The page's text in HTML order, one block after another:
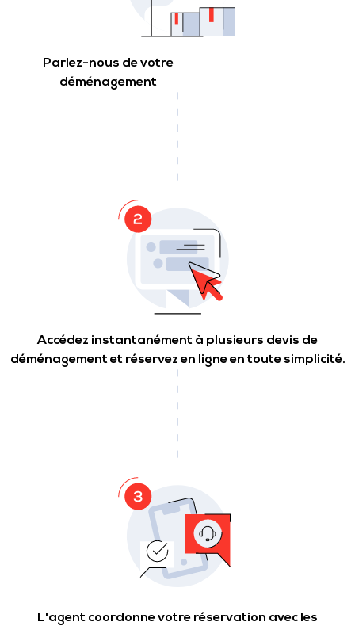
Parlez-nous de votre
déménagement
Accédez instantanément à plusieurs devis de
déménagement et réservez en ligne en toute simplicité.
L'agent coordonne votre réservation avec les